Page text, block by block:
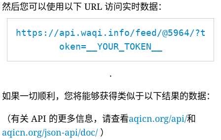
然后您可以使用以下 URL 访问实时数据：
https://api.waqi.info/feed/@5964/?t
oken=__YOUR_TOKEN__
.
如果一切顺利，您将能够获得类似于以下结果的数据：
（有关 API 的更多信息，请查看aqicn.org/api/和
aqicn.org/json-api/doc/ ）